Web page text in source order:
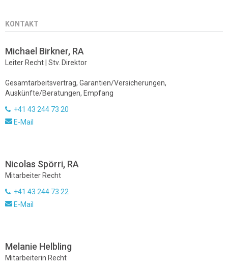
KONTAKT
Michael Birkner, RA
Leiter Recht | Stv. Direktor
Gesamtarbeitsvertrag, Garantien/Versicherungen,
Auskünfte/Beratungen, Empfang
+41 43 244 73 20
E-Mail
Nicolas Spörri, RA
Mitarbeiter Recht
+41 43 244 73 22
E-Mail
Melanie Helbling
Mitarbeiterin Recht